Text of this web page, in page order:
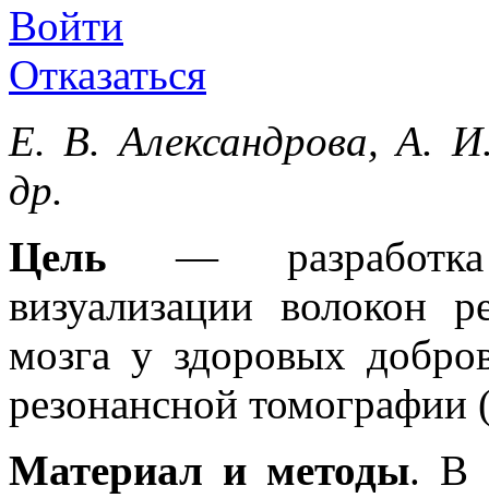
Войти
Отказаться
Е. В. Александрова, А.
др.
Цель — разработка
визуализации волокон
мозга у здоровых
резонансной
Материал и методы. В